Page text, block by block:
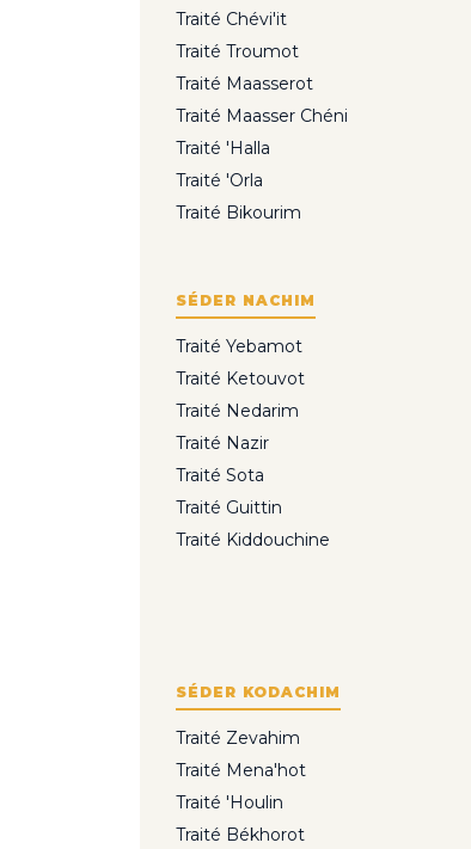
Traité Chévi'it
Traité Troumot
Traité Maasserot
Traité Maasser Chéni
Traité 'Halla
Traité 'Orla
Traité Bikourim
SÉDER NACHIM
Traité Yebamot
Traité Ketouvot
Traité Nedarim
Traité Nazir
Traité Sota
Traité Guittin
Traité Kiddouchine
SÉDER KODACHIM
Traité Zevahim
Traité Mena'hot
Traité 'Houlin
Traité Békhorot